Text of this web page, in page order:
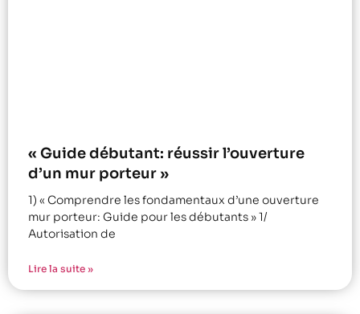
« Guide débutant: réussir l’ouverture
d’un mur porteur »
1) « Comprendre les fondamentaux d’une ouverture
mur porteur: Guide pour les débutants » 1/
Autorisation de
Lire la suite »